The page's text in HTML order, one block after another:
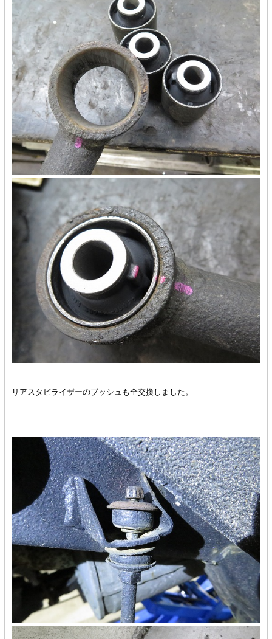
リアスタビライザーのブッシュも全交換しました。